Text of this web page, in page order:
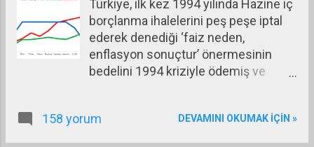
faiz yü...
Özellikle o dönemde matematiksel iktisat ve
ekonometri bütün dünyada başlıca analiz aracı
haline gelmişti. Dersi seçmeye karar verdim. İlk iki
yıl oldukça iyi bir öğrenciliğim olmuştu. Babam da
benim lise sonrası yakaladığım bu başarı düzeyine
Türkiye, ilk kez 1994 yılında Hazine iç
borçlanma ihalelerini peş peşe iptal
ederek denediği ‘faiz neden,
enflasyon sonuçtur’ önermesinin
bedelini 1994 kriziyle ödemiş ve
zorunda kalmıştı. Hemen ardından
158 yorum DEVAMINI OKUMAK IÇIN »